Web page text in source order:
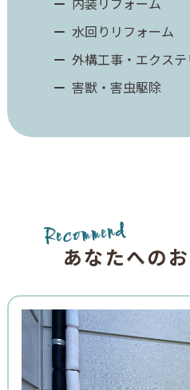
水回りリフォーム
外構工事・エクステ
害獣・害虫駆除
Recommend
あなたへのお